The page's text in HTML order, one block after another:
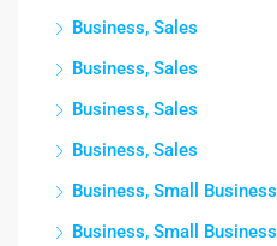
Business, Sales
Business, Sales
Business, Sales
Business, Sales
Business, Small Business
Business, Small Business